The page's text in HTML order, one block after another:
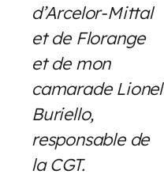
d’Arcelor-Mittal
et de Florange
et de mon
camarade Lionel
Buriello,
responsable de
la CGT.